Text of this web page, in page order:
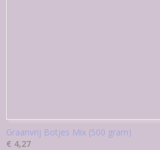
Graanvrij Botjes Mix (500 gram)
€ 4,27